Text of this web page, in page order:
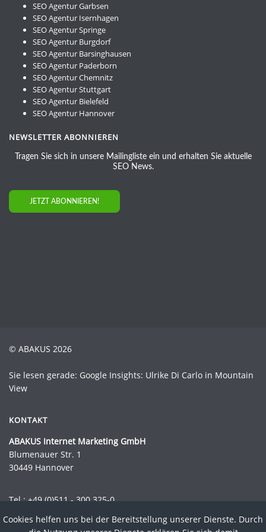
SEO Agentur Garbsen
SEO Agentur Isernhagen
SEO Agentur Springe
SEO Agentur Burgdorf
SEO Agentur Barsinghausen
SEO Agentur Paderborn
SEO Agentur Chemnitz
SEO Agentur Stuttgart
SEO Agentur Bielefeld
SEO Agentur Hannover
NEWSLETTER ABONNIEREN
Tragen Sie sich in unsere Mailingliste ein und erhalten Sie aktuelle
SEO News.
JETZT ABONNIEREN!
© ABAKUS 2026
Sie lesen gerade: Google Insights: Ulrike Di Carlo in Mountain
View
KONTAKT
ABAKUS Internet Marketing GmbH
Blumenauer Str. 1
30449 Hannover
Tel.: +49 (0)511 - 300 325-0
Cookies helfen uns bei der Bereitstellung unserer Dienste. Durch